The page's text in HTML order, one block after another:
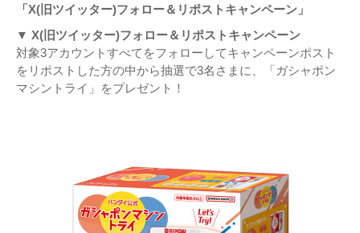
「X(旧ツイッター)フォロー＆リポストキャンペーン」
▼ X(旧ツイッター)フォロー＆リポストキャンペーン
対象3アカウントすべてをフォローしてキャンペーンポスト
をリポストした方の中から抽選で3名さまに、「ガシャポン
マシントライ」をプレゼント！